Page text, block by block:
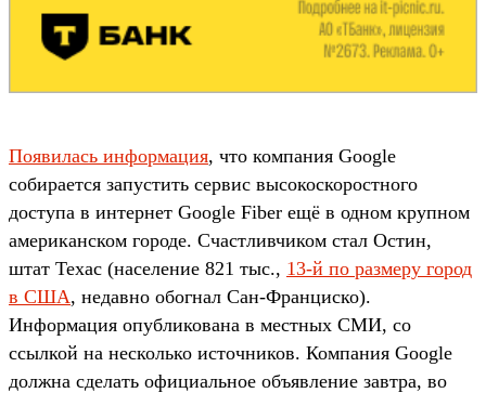
Появилась информация, что компания Google
собирается запустить сервис высокоскоростного
доступа в интернет Google Fiber ещё в одном крупном
американском городе. Счастливчиком стал Остин,
штат Техас (население 821 тыс., 13-й по размеру город
в США, недавно обогнал Сан-Франциско).
Информация опубликована в местных СМИ, со
ссылкой на несколько источников. Компания Google
должна сделать официальное объявление завтра, во